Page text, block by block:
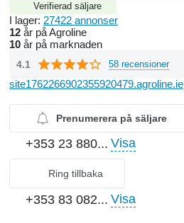
Verifierad säljare
I lager: 27422 annonser
12 år på Agroline
10 år på marknaden
4.1 58 recensioner
site1762266902355920479.agroline.ie
Prenumerera på säljare
+353 23 880... Visa
Ring tillbaka
+353 83 082... Visa